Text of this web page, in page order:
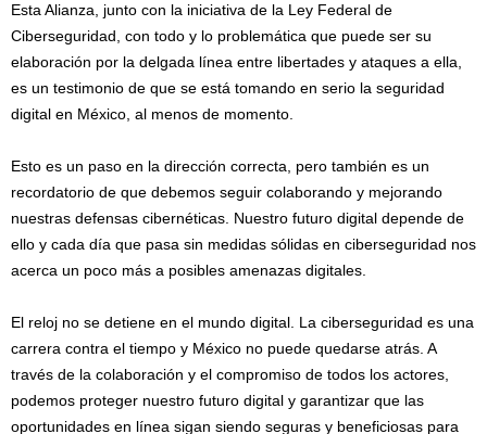
Esta Alianza, junto con la iniciativa de la Ley Federal de
Ciberseguridad, con todo y lo problemática que puede ser su
elaboración por la delgada línea entre libertades y ataques a ella,
es un testimonio de que se está tomando en serio la seguridad
digital en México, al menos de momento.
Esto es un paso en la dirección correcta, pero también es un
recordatorio de que debemos seguir colaborando y mejorando
nuestras defensas cibernéticas. Nuestro futuro digital depende de
ello y cada día que pasa sin medidas sólidas en ciberseguridad nos
acerca un poco más a posibles amenazas digitales.
El reloj no se detiene en el mundo digital. La ciberseguridad es una
carrera contra el tiempo y México no puede quedarse atrás. A
través de la colaboración y el compromiso de todos los actores,
podemos proteger nuestro futuro digital y garantizar que las
oportunidades en línea sigan siendo seguras y beneficiosas para